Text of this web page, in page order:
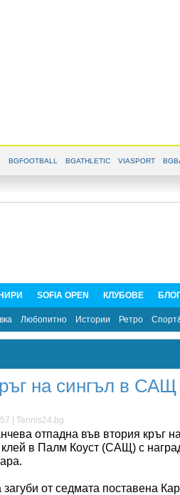
BGFOOTBALL BGATHLETIC VIASPORT
SOFIA OPEN КЛУБОВЕ
Любопитно Истории Ретро
на сингъл в САЩ
| Tennis24.bg
отпадна във втория кръг
клей в Палм Коуст (САЩ) с
загуби от седмата поставена